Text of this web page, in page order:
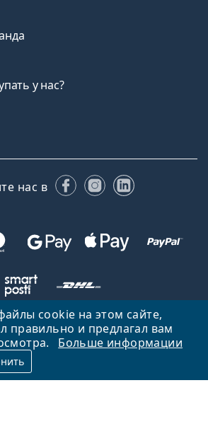
cookie на этом сайте,
правильно и предлагал вам
Больше информации
у нас?
нас в FacebookInstagram
LinkedIn
на главную страницу
Вверх
и управляется Lentiamo s.r.o., Чешская